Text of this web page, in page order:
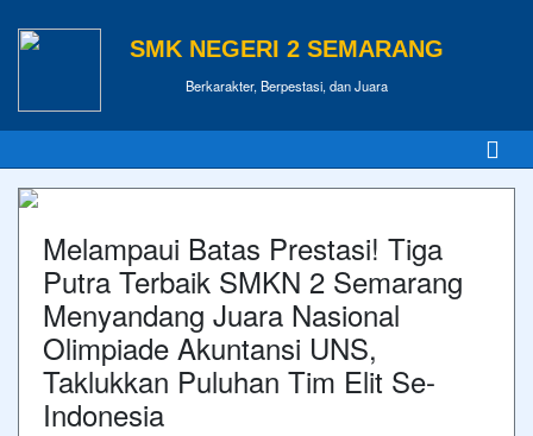
SMK NEGERI 2 SEMARANG
Berkarakter, Berpestasi, dan Juara
Melampaui Batas Prestasi! Tiga
Putra Terbaik SMKN 2 Semarang
Menyandang Juara Nasional
Olimpiade Akuntansi UNS,
Taklukkan Puluhan Tim Elit Se-
Indonesia